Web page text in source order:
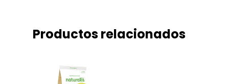
Productos relacionados